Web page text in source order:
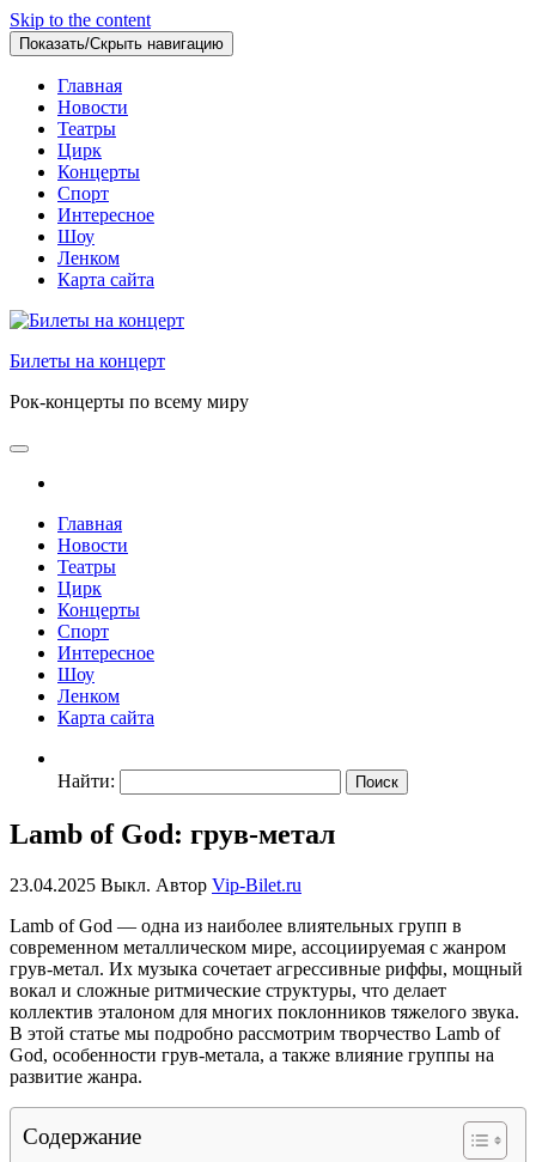
Skip to the content
Показать/Скрыть навигацию
Главная
Новости
Театры
Цирк
Концерты
Спорт
Интересное
Шоу
Ленком
Карта сайта
Билеты на концерт
Рок-концерты по всему миру
Главная
Новости
Театры
Цирк
Концерты
Спорт
Интересное
Шоу
Ленком
Карта сайта
Найти:
Lamb of God: грув-метал
23.04.2025 Выкл. Автор Vip-Bilet.ru
Lamb of God — одна из наиболее влиятельных групп в
современном металлическом мире, ассоциируемая с жанром
грув-метал. Их музыка сочетает агрессивные риффы, мощный
вокал и сложные ритмические структуры, что делает
коллектив эталоном для многих поклонников тяжелого звука.
В этой статье мы подробно рассмотрим творчество Lamb of
God, особенности грув-метала, а также влияние группы на
развитие жанра.
Содержание